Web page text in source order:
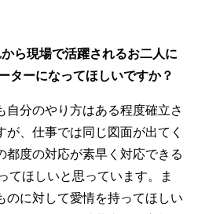
ら現場で活躍されるお二人に
ターになってほしいですか？
自分のやり方はある程度確立さ
、仕事では同じ図面が出てく
都度の対応が素早く対応できる
てほしいと思っています。ま
のに対して愛情を持ってほしい